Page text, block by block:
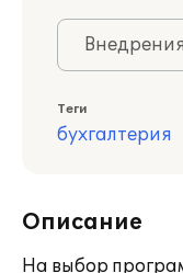
Теги
бухгалтерия
Описание
На выбор